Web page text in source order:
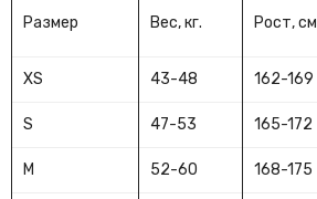
Размер Вес, кг. Рост, см
XS 43-48 162-169
S 47-53 165-172
M 52-60 168-175